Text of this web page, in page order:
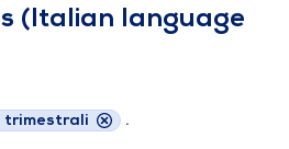
(Italian language
trimestrali .